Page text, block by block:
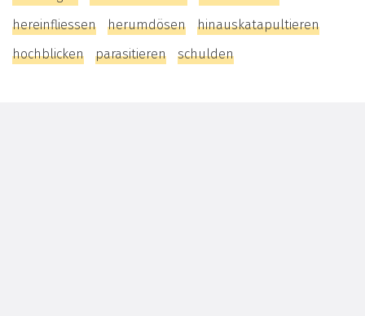
hereinfliessen
herumdösen
hinauskatapultieren
hochblicken
parasitieren schulden